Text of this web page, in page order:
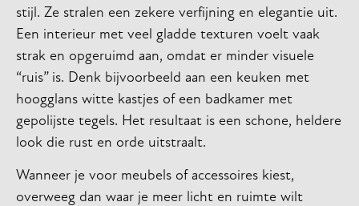
stijl. Ze stralen een zekere verfijning en elegantie uit.
Een interieur met veel gladde texturen voelt vaak
strak en opgeruimd aan, omdat er minder visuele
“ruis” is. Denk bijvoorbeeld aan een keuken met
hoogglans witte kastjes of een badkamer met
gepolijste tegels. Het resultaat is een schone, heldere
look die rust en orde uitstraalt.
Wanneer je voor meubels of accessoires kiest,
overweeg dan waar je meer licht en ruimte wilt